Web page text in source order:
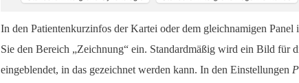
In den Patientenkurzinfos der Kartei oder dem gleichnamigen Panel
Sie den Bereich „Zeichnung“ ein. Standardmäßig wird ein Bild für
eingeblendet, in das gezeichnet werden kann. In den Einstellungen